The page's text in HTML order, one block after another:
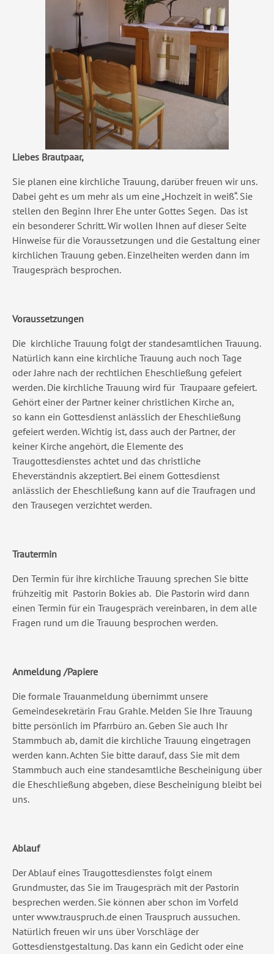
Liebes Brautpaar,
Sie planen eine kirchliche Trauung, darüber freuen wir uns.
Dabei geht es um mehr als um eine „Hochzeit in weiß“. Sie
stellen den Beginn Ihrer Ehe unter Gottes Segen. Das ist
ein besonderer Schritt. Wir wollen Ihnen auf dieser Seite
Hinweise für die Voraussetzungen und die Gestaltung einer
kirchlichen Trauung geben. Einzelheiten werden dann im
Traugespräch besprochen.
Voraussetzungen
Die kirchliche Trauung folgt der standesamtlichen Trauung.
Natürlich kann eine kirchliche Trauung auch noch Tage
oder Jahre nach der rechtlichen Eheschließung gefeiert
werden. Die kirchliche Trauung wird für Traupaare gefeiert.
Gehört einer der Partner keiner christlichen Kirche an,
so kann ein Gottesdienst anlässlich der Eheschließung
gefeiert werden. Wichtig ist, dass auch der Partner, der
keiner Kirche angehört, die Elemente des
Traugottesdienstes achtet und das christliche
Eheverständnis akzeptiert. Bei einem Gottesdienst
anlässlich der Eheschließung kann auf die Traufragen und
den Trausegen verzichtet werden.
Trautermin
Den Termin für ihre kirchliche Trauung sprechen Sie bitte
frühzeitig mit Pastorin Bokies ab. Die Pastorin wird dann
einen Termin für ein Traugespräch vereinbaren, in dem alle
Fragen rund um die Trauung besprochen werden.
Anmeldung /Papiere
Die formale Trauanmeldung übernimmt unsere
Gemeindesekretärin Frau Grahle. Melden Sie Ihre Trauung
bitte persönlich im Pfarrbüro an. Geben Sie auch Ihr
Stammbuch ab, damit die kirchliche Trauung eingetragen
werden kann. Achten Sie bitte darauf, dass Sie mit dem
Stammbuch auch eine standesamtliche Bescheinigung über
die Eheschließung abgeben, diese Bescheinigung bleibt bei
uns.
Ablauf
Der Ablauf eines Traugottesdienstes folgt einem
Grundmuster, das Sie im Traugespräch mit der Pastorin
besprechen werden. Sie können aber schon im Vorfeld
unter www.trauspruch.de einen Trauspruch aussuchen.
Natürlich freuen wir uns über Vorschläge der
Gottesdienstgestaltung. Das kann ein Gedicht oder eine